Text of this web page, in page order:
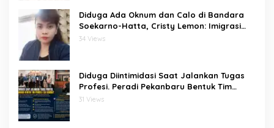
Diduga Ada Oknum dan Calo di Bandara
Soekarno-Hatta, Cristy Lemon: Imigrasi
Harus Jadi Garda Depan Lawan TPPO
34 Views
Diduga Diintimidasi Saat Jalankan Tugas
Profesi. Peradi Pekanbaru Bentuk Tim
Pembela 150 Advokat
31 Views